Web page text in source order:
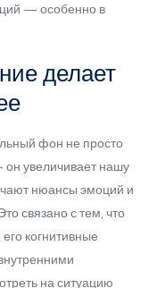
— особенно в
делает
фон не просто
увеличивает нашу
нюансы эмоций и
связано с тем, что
когнитивные
на ситуацию